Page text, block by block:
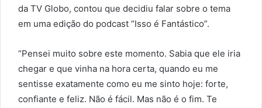
da TV Globo, contou que decidiu falar sobre o tema
em uma edição do podcast “Isso é Fantástico”.
“Pensei muito sobre este momento. Sabia que ele iria
chegar e que vinha na hora certa, quando eu me
sentisse exatamente como eu me sinto hoje: forte,
confiante e feliz. Não é fácil. Mas não é o fim. Te